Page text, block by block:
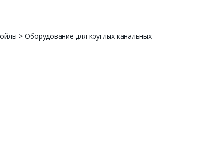
> Оборудование для круглых канальных